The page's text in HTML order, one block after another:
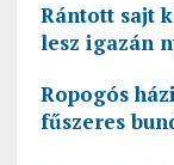
Rántott sajt
lesz igazán
Ropogós
fűszeres